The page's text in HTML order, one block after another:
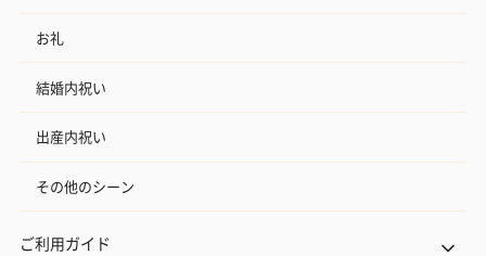
お礼
結婚内祝い
出産内祝い
その他のシーン
ご利用ガイド